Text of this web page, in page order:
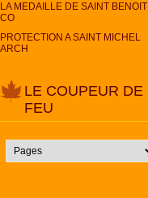
LA MEDAILLE DE SAINT BENOIT
CO
PROTECTION A SAINT MICHEL
ARCH
LE COUPEUR DE
FEU